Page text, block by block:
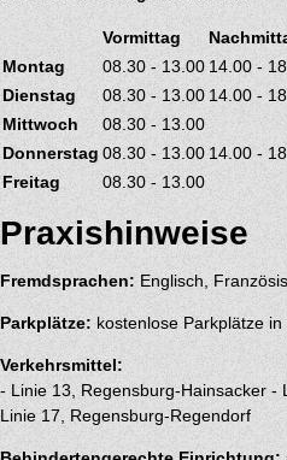
Vormittag
Montag
08.30 - 13.00 14.00 -
Dienstag
08.30 - 13.00 14.00 -
Mittwoch
08.30 - 13.00
Donnerstag 08.30 - 13.00 14.00 -
Freitag
08.30 - 13.00
Praxishinweise
Fremdsprachen: Englisch,
Parkplätze: kostenlose Parkplätze
Verkehrsmittel:
- Linie 13, Regensburg-Hainsacker -
Linie 17, Regensburg-Regendorf